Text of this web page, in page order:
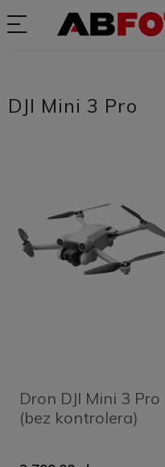
DJI Mini 3 Pro
Dron DJI Mini 3 Pro
(bez kontrolera)